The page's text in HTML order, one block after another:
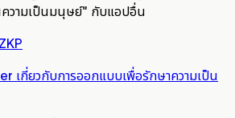
วามเป็นมนุษย์" กับแอปอื่น
เกี่ยวกับการออกแบบเพื่อรักษาความเป็น